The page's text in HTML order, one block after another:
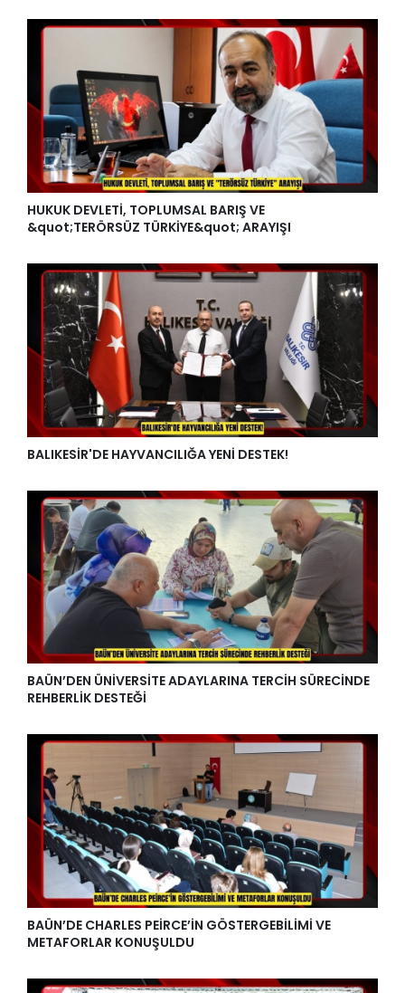
HUKUK DEVLETİ, TOPLUMSAL BARIŞ VE
&quot;TERÖRSÜZ TÜRKİYE&quot; ARAYIŞI
BALIKESİR'DE HAYVANCILIĞA YENİ DESTEK!
BAÜN’DEN ÜNİVERSİTE ADAYLARINA TERCİH SÜRECİNDE
REHBERLİK DESTEĞİ
BAÜN’DE CHARLES PEİRCE’İN GÖSTERGEBİLİMİ VE
METAFORLAR KONUŞULDU